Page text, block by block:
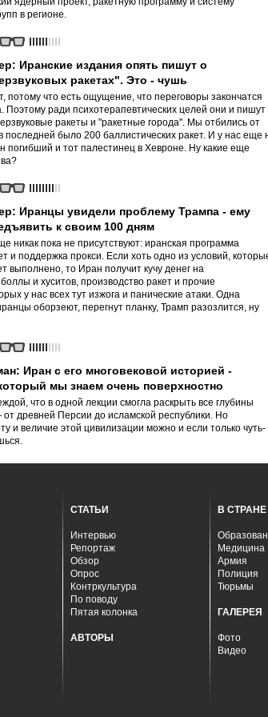
в регионе.
Иранские издания опять пишут о
ракетах". Это - чушь
потому что есть ощущение, что переговоры закончатся
Поэтому ради психотерапевтических целей они и пишут
ракеты и "ракетные города". Мы отбились от
последней было 200 баллистических ракет. И у нас еще
погибший и тот палестинец в Хевроне. Ну какие еще
Иранцы увидели проблему Трампа - ему
к своим 100 дням
никак пока не присутствуют: иранская программа
и поддержка прокси. Если хоть одно из условий,
выполнено, то Иран получит кучу денег на
и хуситов, производство ракет и прочие
у нас всех тут изжога и панические атаки. Одна
оборзеют, перегнут планку, Трамп разозлится, ну
Иран с его многовековой историей -
мы знаем очень поверхностно
что в одной лекции смогла раскрыть все глубины
древней Персии до исламской республики. Но
и величие этой цивилизации можно и если только чуть-
СТАТЬИ
Интервью
Репортаж
Обзор
Опрос
Контркультура
По поводу
Пятая колонка
АВТОРЫ
В СТРАНЕ
Медицина
Армия
Полиция
Тюрьмы
ГАЛЕРЕЯ
Фото
Видео